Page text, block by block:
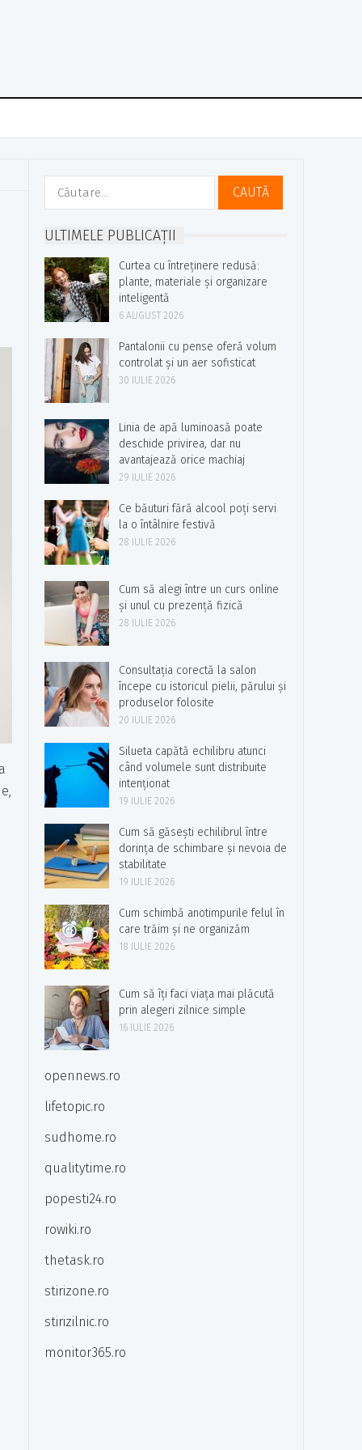
Caută
după:
ULTIMELE PUBLICAȚII
Curtea cu întreținere redusă:
plante, materiale și organizare
inteligentă
6 AUGUST 2026
Pantalonii cu pense oferă volum
controlat și un aer sofisticat
30 IULIE 2026
Linia de apă luminoasă poate
deschide privirea, dar nu
avantajează orice machiaj
29 IULIE 2026
Ce băuturi fără alcool poți servi
la o întâlnire festivă
28 IULIE 2026
Cum să alegi între un curs online
și unul cu prezență fizică
28 IULIE 2026
Consultația corectă la salon
începe cu istoricul pielii, părului și
produselor folosite
20 IULIE 2026
Silueta capătă echilibru atunci
când volumele sunt distribuite
intenționat
19 IULIE 2026
Cum să găsești echilibrul între
dorința de schimbare și nevoia de
stabilitate
19 IULIE 2026
Cum schimbă anotimpurile felul în
care trăim și ne organizăm
18 IULIE 2026
Cum să îți faci viața mai plăcută
prin alegeri zilnice simple
16 IULIE 2026
opennews.ro
lifetopic.ro
sudhome.ro
qualitytime.ro
popesti24.ro
rowiki.ro
thetask.ro
stirizone.ro
stirizilnic.ro
monitor365.ro